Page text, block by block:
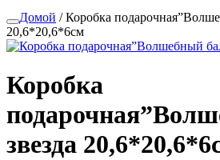
Домой / Коробка
20,6*20,6*6см
Коробка
звезда